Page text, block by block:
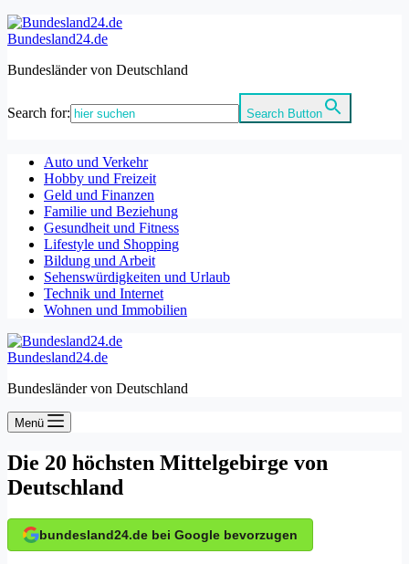
Bundesland24.de
Bundesländer von Deutschland
Search for: Search Button
Auto und Verkehr
Hobby und Freizeit
Geld und Finanzen
Familie und Beziehung
Gesundheit und Fitness
Lifestyle und Shopping
Bildung und Arbeit
Sehenswürdigkeiten und Urlaub
Technik und Internet
Wohnen und Immobilien
Bundesland24.de
Bundesländer von Deutschland
Menü
Die 20 höchsten Mittelgebirge von
Deutschland
bundesland24.de bei Google bevorzugen